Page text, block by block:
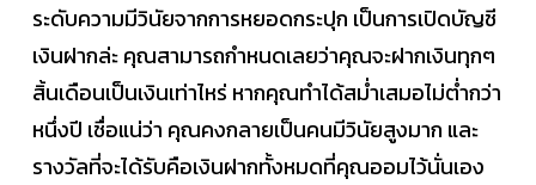
ระดับความมีวินัยจากการหยอดกระปุก เป็นการเปิดบัญชี
เงินฝากล่ะ คุณสามารถกำหนดเลยว่าคุณจะฝากเงินทุกๆ
สิ้นเดือนเป็นเงินเท่าไหร่ หากคุณทำได้สม่ำเสมอไม่ต่ำกว่า
หนึ่งปี เชื่อแน่ว่า คุณคงกลายเป็นคนมีวินัยสูงมาก และ
รางวัลที่จะได้รับคือเงินฝากทั้งหมดที่คุณออมไว้นั่นเอง